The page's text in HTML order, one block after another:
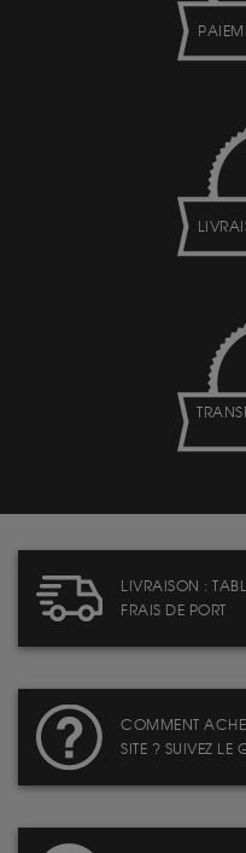
LIVRAISON :
FRAIS DE PORT
COMMENT
SITE ? SUIVEZ LE